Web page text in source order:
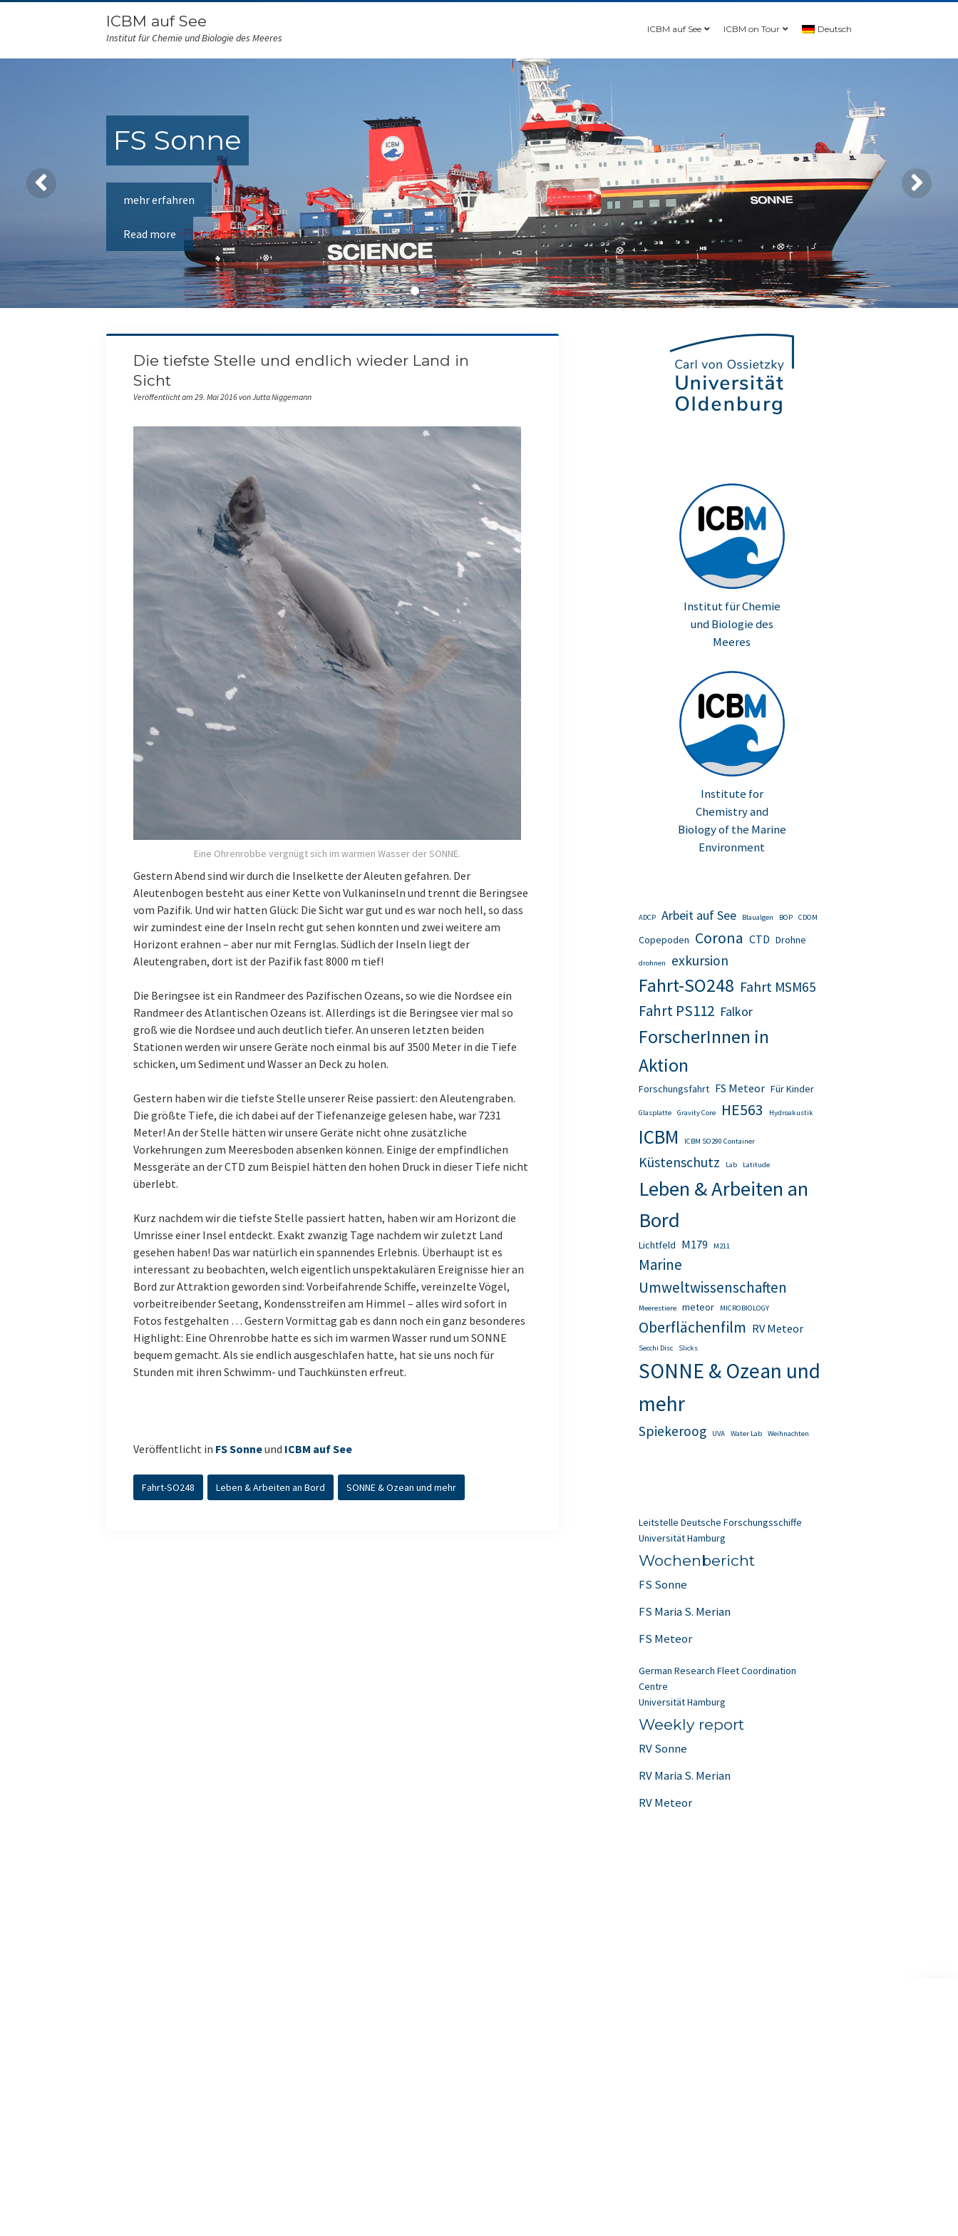
ICBM auf See
Institut für Chemie und Biologie des Meeres
ICBM auf See ICBM on Tour Deutsch
FS Sonne
mehr erfahren
Read more
Die tiefste Stelle und endlich wieder Land in
Sicht
Veröffentlicht am 29. Mai 2016 von Jutta Niggemann
Eine Ohrenrobbe vergnügt sich im warmen Wasser der SONNE.
Gestern Abend sind wir durch die Inselkette der Aleuten gefahren. Der
Aleutenbogen besteht aus einer Kette von Vulkaninseln und trennt die Beringsee
vom Pazifik. Und wir hatten Glück: Die Sicht war gut und es war noch hell, so dass
wir zumindest eine der Inseln recht gut sehen konnten und zwei weitere am
Horizont erahnen – aber nur mit Fernglas. Südlich der Inseln liegt der
Aleutengraben, dort ist der Pazifik fast 8000 m tief!
Die Beringsee ist ein Randmeer des Pazifischen Ozeans, so wie die Nordsee ein
Randmeer des Atlantischen Ozeans ist. Allerdings ist die Beringsee vier mal so
groß wie die Nordsee und auch deutlich tiefer. An unseren letzten beiden
Stationen werden wir unsere Geräte noch einmal bis auf 3500 Meter in die Tiefe
schicken, um Sediment und Wasser an Deck zu holen.
Gestern haben wir die tiefste Stelle unserer Reise passiert: den Aleutengraben.
Die größte Tiefe, die ich dabei auf der Tiefenanzeige gelesen habe, war 7231
Meter! An der Stelle hätten wir unsere Geräte nicht ohne zusätzliche
Vorkehrungen zum Meeresboden absenken können. Einige der empfindlichen
Messgeräte an der CTD zum Beispiel hätten den hohen Druck in dieser Tiefe nicht
überlebt.
Kurz nachdem wir die tiefste Stelle passiert hatten, haben wir am Horizont die
Umrisse einer Insel entdeckt. Exakt zwanzig Tage nachdem wir zuletzt Land
gesehen haben! Das war natürlich ein spannendes Erlebnis. Überhaupt ist es
interessant zu beobachten, welch eigentlich unspektakulären Ereignisse hier an
Bord zur Attraktion geworden sind: Vorbeifahrende Schiffe, vereinzelte Vögel,
vorbeitreibender Seetang, Kondensstreifen am Himmel – alles wird sofort in
Fotos festgehalten … Gestern Vormittag gab es dann noch ein ganz besonderes
Highlight: Eine Ohrenrobbe hatte es sich im warmen Wasser rund um SONNE
bequem gemacht. Als sie endlich ausgeschlafen hatte, hat sie uns noch für
Stunden mit ihren Schwimm- und Tauchkünsten erfreut.
Veröffentlicht in FS Sonneund ICBM auf See
Fahrt-SO248 Leben & Arbeiten an Bord SONNE & Ozean und mehr
Institut für Chemie
und Biologie des
Meeres
Institute for
Chemistry and
Biology of the Marine
Environment
ADCP Arbeit auf See Blaualgen BOP CDOM
Copepoden Corona CTD Drohne
drohnen exkursion
Fahrt-SO248 Fahrt MSM65
Fahrt PS112 Falkor
ForscherInnen in
Aktion
Forschungsfahrt FS Meteor Für Kinder
Glasplatte Gravity Core HE563 Hydroakustik
ICBM ICBM SO290 Container
Küstenschutz Lab Latitude
Leben & Arbeiten an
Bord
Lichtfeld M179 M211
Marine
Umweltwissenschaften
Meerestiere meteor MICROBIOLOGY
Oberflächenfilm RV Meteor
Secchi Disc Slicks
SONNE & Ozean und
mehr
Spiekeroog UVA Water Lab Weihnachten
Leitstelle Deutsche Forschungsschiffe
Universität Hamburg
Wochenbericht
FS Sonne
FS Maria S. Merian
FS Meteor
German Research Fleet Coordination
Centre
Universität Hamburg
Weekly report
RV Sonne
RV Maria S. Merian
RV Meteor